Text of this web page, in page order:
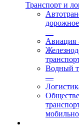
Транспорт и
—
Авиация
Водный
—